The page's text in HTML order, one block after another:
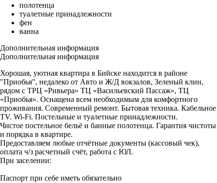
полотенца
туалетные принадлежности
фен
ванна
Дополнительная информация
Дополнительная информация
Хорошая, уютная квартира в Бийске находится в районе
"Приобья", недалеко от Авто и Ж/Д вокзалов, Зеленый клин,
рядом с ТРЦ «Ривьера» ТЦ «Васильевский Пассаж», ТЦ
«Приобья». Оснащена всем необходимым для комфортного
проживания. Современный ремонт. Бытовая техника. Кабельное
TV. Wi-Fi. Постельные и туалетные принадлежности. ​
Чистое постельное бельё и банные полотенца. Гарантия чистоты
и порядка в квартире.
Предоставляем любые отчётные документы (кассовый чек),
оплата ч/з расчетный счёт, работа с ЮЛ.
При заселении:
Паспорт при себе иметь обязательно